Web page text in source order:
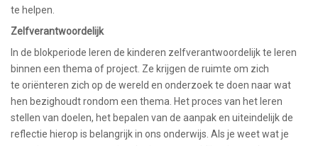
te helpen.
Zelfverantwoordelijk
In de blokperiode leren de kinderen zelfverantwoordelijk te leren
binnen een thema of project. Ze krijgen de ruimte om zich
te oriënteren zich op de wereld en onderzoek te doen naar wat
hen bezighoudt rondom een thema. Het proces van het leren
stellen van doelen, het bepalen van de aanpak en uiteindelijk de
reflectie hierop is belangrijk in ons onderwijs. Als je weet wat je